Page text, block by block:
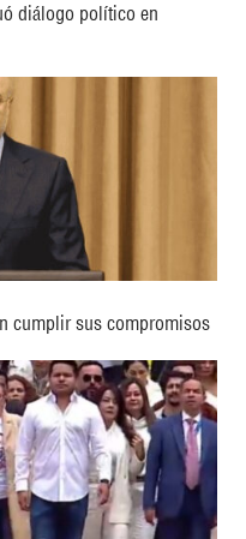
diálogo político en
cumplir sus compromisos